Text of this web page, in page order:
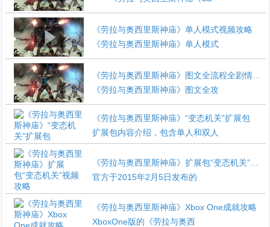
《劳拉与奥西里斯神庙》单人模式视频攻略
《劳拉与奥西里斯神庙》单人模式
《劳拉与奥西里斯神庙》图文全攻
《劳拉与奥西里斯神庙》“变态机关”扩展包
扩展包内容介绍，包含单人和双人
官方于2015年2月5日发布的
《劳拉与奥西里斯神庙》Xbox One成就攻略
XboxOne版的《劳拉与奥西